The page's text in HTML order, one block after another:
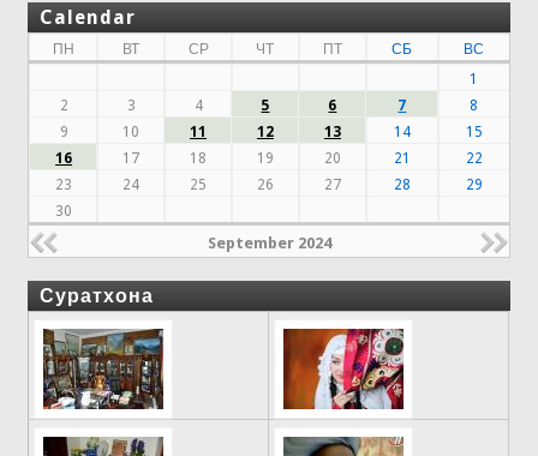
Calendar
ПН ВТ СР ЧТ ПТ СБ
ВС
1
2
3 4 5 6 7
8
9
10 11 12 13 14
15
16
17 18 19 20 21
22
23
24 25 26 27 28
29
30
September 2024
Суратхона